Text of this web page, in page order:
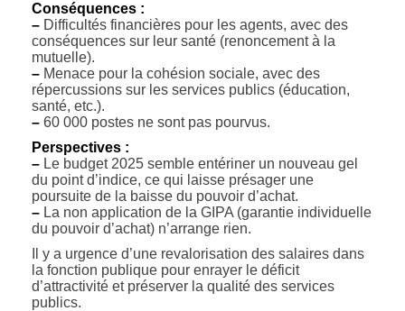
Conséquences :
– Difficultés financières pour les agents, avec des
conséquences sur leur santé (renoncement à la
mutuelle).
– Menace pour la cohésion sociale, avec des
répercussions sur les services publics (éducation,
santé, etc.).
– 60 000 postes ne sont pas pourvus.
Perspectives :
– Le budget 2025 semble entériner un nouveau gel
du point d’indice, ce qui laisse présager une
poursuite de la baisse du pouvoir d’achat.
– La non application de la GIPA (garantie individuelle
du pouvoir d’achat) n’arrange rien.
Il y a urgence d’une revalorisation des salaires dans
la fonction publique pour enrayer le déficit
d’attractivité et préserver la qualité des services
publics.